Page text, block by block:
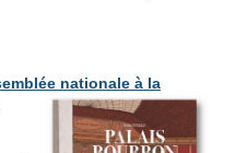
nationaleà la